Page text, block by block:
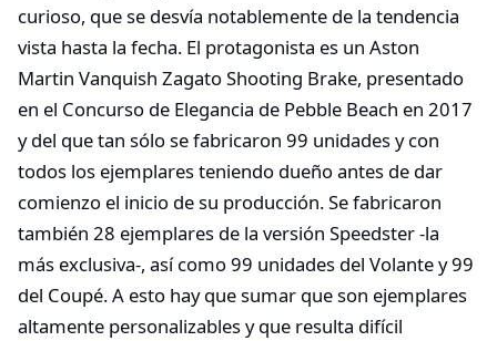
curioso, que se desvía notablemente de la tendencia
vista hasta la fecha. El protagonista es un Aston
Martin Vanquish Zagato Shooting Brake, presentado
en el Concurso de Elegancia de Pebble Beach en 2017
y del que tan sólo se fabricaron 99 unidades y con
todos los ejemplares teniendo dueño antes de dar
comienzo el inicio de su producción. Se fabricaron
también 28 ejemplares de la versión Speedster -la
más exclusiva-, así como 99 unidades del Volante y 99
del Coupé. A esto hay que sumar que son ejemplares
altamente personalizables y que resulta difícil